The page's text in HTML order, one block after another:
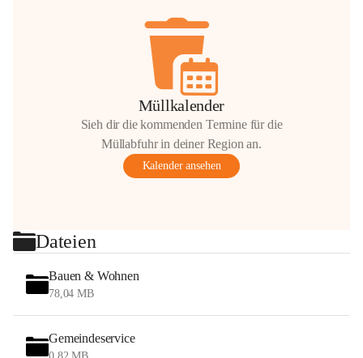
Müllkalender
Sieh dir die kommenden Termine für die
Müllabfuhr in deiner Region an.
Kalender ansehen
Dateien
Bauen & Wohnen
78,04 MB
Gemeindeservice